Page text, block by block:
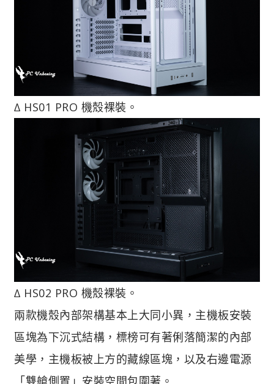
∆ HS01 PRO 機殼裸裝。
∆ HS02 PRO 機殼裸裝。
兩款機殼內部架構基本上大同小異，主機板安裝
區塊為下沉式結構，標榜可有著俐落簡潔的內部
美學，主機板被上方的藏線區塊，以及右邊電源
「雙艙側置」安裝空間包圍著。